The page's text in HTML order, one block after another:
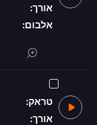
אורך:
אלבום:
טראק:
אורך: